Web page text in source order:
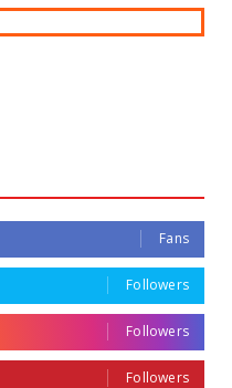
Fans
Followers
Followers
Followers